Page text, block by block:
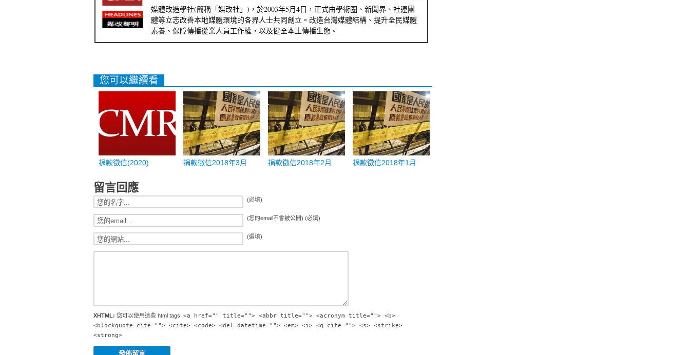
媒體改造學社(簡稱「媒改社」)，於2003年5月4日，正式由學術圈、新聞界、社運團
體等立志改善本地媒體環境的各界人士共同創立。改造台灣媒體結構、提升全民媒體
素養、保障傳播從業人員工作權，以及健全本土傳播生態。
您可以繼續看
捐款徵信(2020) 捐款徵信2018年3月 捐款徵信2018年2月 捐款徵信2018年1月
留言回應
(必填)
(您的email不會被公開) (必填)
(選填)
XHTML: 您可以使用這些 html tags: <a href="" title=""> <abbr title=""> <acronym title=""> <b>
<blockquote cite=""> <cite> <code> <del datetime=""> <em> <i> <q cite=""> <s> <strike>
<strong>